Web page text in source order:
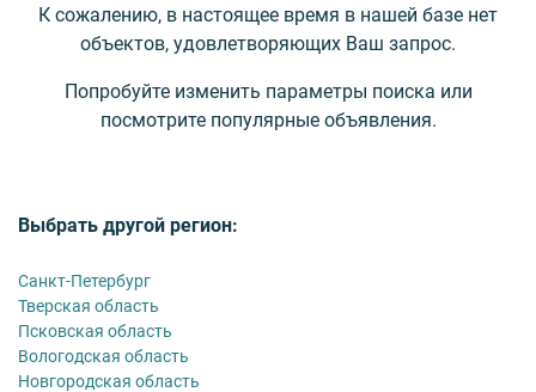
К сожалению, в настоящее время в нашей базе нет
объектов, удовлетворяющих Ваш запрос.
Попробуйте изменить параметры поиска или
посмотрите популярные объявления.
Выбрать другой регион:
Санкт-Петербург
Тверская область
Псковская область
Вологодская область
Новгородская область